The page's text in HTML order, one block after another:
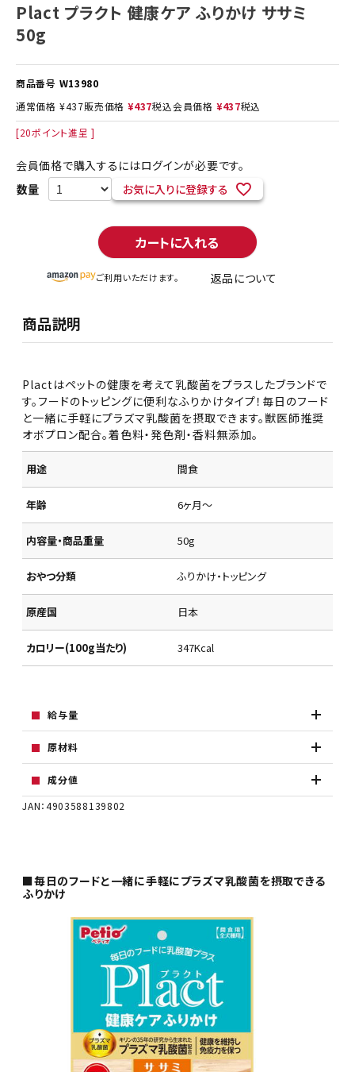
Plact プラクト 健康ケア ふりかけ ササミ
50g
商品番号 W13980
通常価格 ¥437販売価格 ¥437税込会員価格 ¥437税込
[20ポイント進呈 ]
会員価格で購入するにはログインが必要です。
お気に入りに登録する
カートに入れる
ご利用いただけます。 返品について
商品説明
Plactはペットの健康を考えて乳酸菌をプラスしたブランドで
す。フードのトッピングに便利なふりかけタイプ！毎日のフード
と一緒に手軽にプラズマ乳酸菌を摂取できます。獣医師推奨
オボプロン配合。着色料・発色剤・香料無添加。
用途 間食
年齢 6ヶ月～
内容量・商品重量 50g
おやつ分類 ふりかけ・トッピング
原産国 日本
カロリー(100g当たり) 347Kcal
給与量
原材料
成分値
JAN：4903588139802
■毎日のフードと一緒に手軽にプラズマ乳酸菌を摂取できる
ふりかけ